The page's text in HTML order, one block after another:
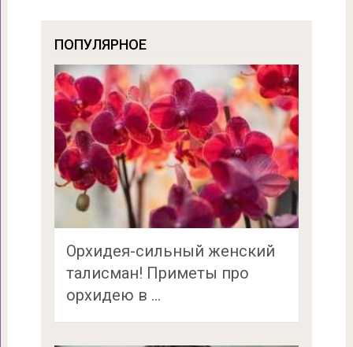
ПОПУЛЯРНОЕ
Орхидея-сильный женский
талисман! Приметы про
орхидею в …